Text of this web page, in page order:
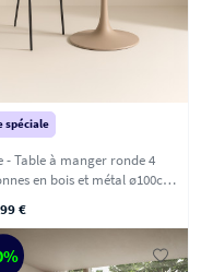
spéciale
- Table à manger ronde 4
en bois et métal ø100cm
€